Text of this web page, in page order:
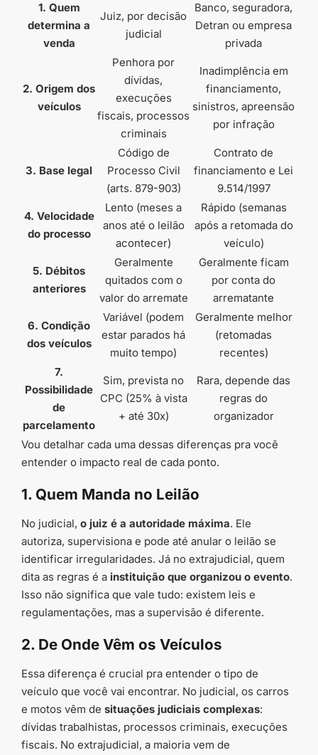
1. Quem
determina a
venda
Juiz, por decisão
judicial
Banco, seguradora,
Detran ou empresa
privada
2. Origem dos
veículos
Penhora por
dívidas,
execuções
fiscais, processos
criminais
Inadimplência em
financiamento,
sinistros, apreensão
por infração
3. Base legal
Código de
Processo Civil
(arts. 879-903)
Contrato de
financiamento e Lei
9.514/1997
4. Velocidade
do processo
Lento (meses a
anos até o leilão
acontecer)
Rápido (semanas
após a retomada do
veículo)
5. Débitos
anteriores
Geralmente
quitados com o
valor do arremate
Geralmente ficam
por conta do
arrematante
6. Condição
dos veículos
Variável (podem
estar parados há
muito tempo)
Geralmente melhor
(retomadas
recentes)
7.
Possibilidade
de
parcelamento
Sim, prevista no
CPC (25% à vista
+ até 30x)
Rara, depende das
regras do
organizador
Vou detalhar cada uma dessas diferenças pra você
entender o impacto real de cada ponto.
1. Quem Manda no Leilão
No judicial, o juiz é a autoridade máxima. Ele
autoriza, supervisiona e pode até anular o leilão se
identificar irregularidades. Já no extrajudicial, quem
dita as regras é a instituição que organizou o evento.
Isso não significa que vale tudo: existem leis e
regulamentações, mas a supervisão é diferente.
2. De Onde Vêm os Veículos
Essa diferença é crucial pra entender o tipo de
veículo que você vai encontrar. No judicial, os carros
e motos vêm de situações judiciais complexas:
dívidas trabalhistas, processos criminais, execuções
fiscais. No extrajudicial, a maioria vem de